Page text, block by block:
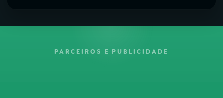
PARCEIROS E PUBLICIDADE